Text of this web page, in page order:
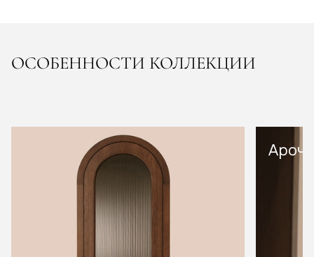
ОСОБЕННОСТИ КОЛЛЕКЦИИ